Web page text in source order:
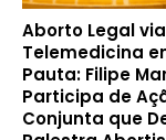
Aborto Legal via
Telemedicina
Pauta: Filipe
Participa de
Conjunta que